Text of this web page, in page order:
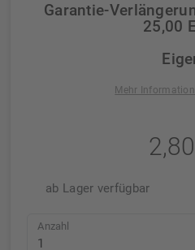
Garantie-
25,00
Mehr
ab Lager verfügbar
Anzahl